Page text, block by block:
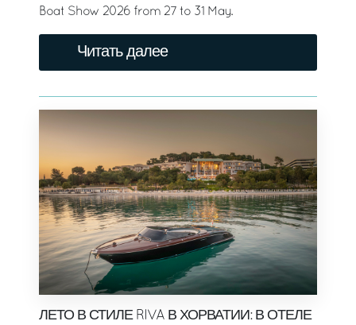
Boat Show 2026 from 27 to 31 May.
Читать далее
ЛЕТО В СТИЛЕ RIVA В ХОРВАТИИ: В ОТЕЛЕ